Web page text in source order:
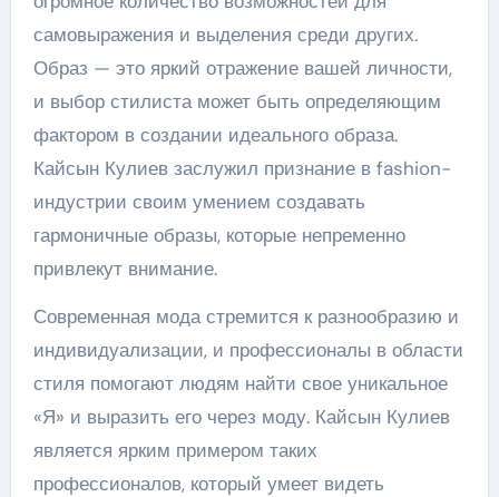
самовыражения и выделения среди других.
Образ — это яркий отражение вашей личности,
и выбор стилиста может быть определяющим
фактором в создании идеального образа.
Кайсын Кулиев заслужил признание в fashion-
индустрии своим умением создавать
гармоничные образы, которые непременно
привлекут внимание.
Современная мода стремится к разнообразию и
индивидуализации, и профессионалы в области
стиля помогают людям найти свое уникальное
«Я» и выразить его через моду. Кайсын Кулиев
является ярким примером таких
профессионалов, который умеет видеть